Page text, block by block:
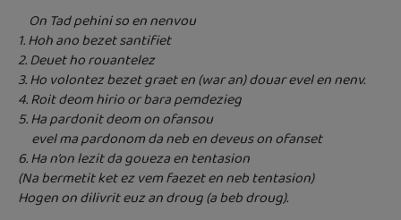
On Tad pehini so en nenvou
1. Hoh ano bezet santifiet
2. Deuet ho rouantelez
3. Ho volontez bezet graet en (war an) douar evel en nenv.
4. Roit deom hirio or bara pemdezieg
5. Ha pardonit deom on ofansou
evel ma pardonom da neb en deveus on ofanset
6. Ha n’on lezit da goueza en tentasion
(Na bermetit ket ez vem faezet en neb tentasion)
Hogen on dilivrit euz an droug (a beb droug).